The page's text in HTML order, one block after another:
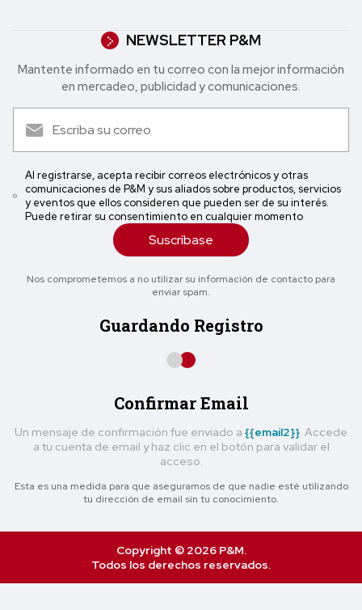
NEWSLETTER P&M
Mantente informado en tu correo con la mejor in formación
en mercadeo, publicidad y comunicaciones.
Al registrarse, acepta recibir correos electrónicos y otras
comunicaciones de P&M y sus aliados sobre productos, servicios
y eventos que ellos consideren que pueden ser de su interés.
Puede retirar su consentimiento en cualquier momento
Suscríbase
Nos comprometemos a no utilizar su información de contacto para
enviar spam.
Guardando Registro
Confirmar Email
Un mensaje de confirmación fue enviado a {{email2}} . Accede
a tu cuenta de email y haz clic en el botón para validar el
acceso.
Esta es una medida para que asegurarnos de que nadie esté utilizando
tu dirección de email sin tu conocimiento.
Copyright © 2026 P&M.
Todos los derechos reservados.